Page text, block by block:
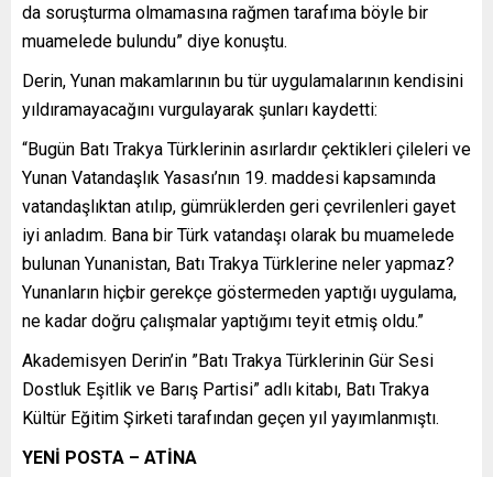
da soruşturma olmamasına rağmen tarafıma böyle bir
muamelede bulundu” diye konuştu.
Derin, Yunan makamlarının bu tür uygulamalarının kendisini
yıldıramayacağını vurgulayarak şunları kaydetti:
“Bugün Batı Trakya Türklerinin asırlardır çektikleri çileleri ve
Yunan Vatandaşlık Yasası’nın 19. maddesi kapsamında
vatandaşlıktan atılıp, gümrüklerden geri çevrilenleri gayet
iyi anladım. Bana bir Türk vatandaşı olarak bu muamelede
bulunan Yunanistan, Batı Trakya Türklerine neler yapmaz?
Yunanların hiçbir gerekçe göstermeden yaptığı uygulama,
ne kadar doğru çalışmalar yaptığımı teyit etmiş oldu.”
Akademisyen Derin’in ”Batı Trakya Türklerinin Gür Sesi
Dostluk Eşitlik ve Barış Partisi” adlı kitabı, Batı Trakya
Kültür Eğitim Şirketi tarafından geçen yıl yayımlanmıştı.
YENİ POSTA – ATİNA